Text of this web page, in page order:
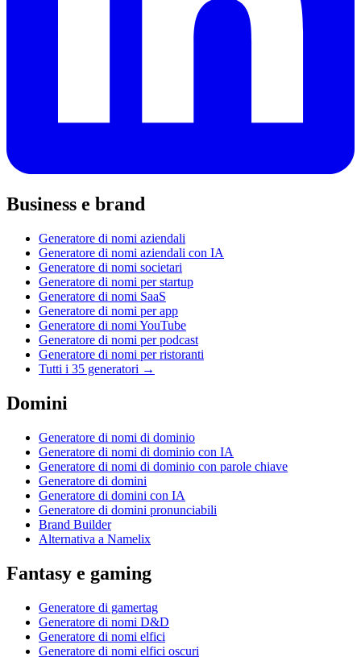
Business e brand
Generatore di nomi aziendali
Generatore di nomi aziendali con IA
Generatore di nomi societari
Generatore di nomi per startup
Generatore di nomi SaaS
Generatore di nomi per app
Generatore di nomi YouTube
Generatore di nomi per podcast
Generatore di nomi per ristoranti
Tutti i 35 generatori →
Domini
Generatore di nomi di dominio
Generatore di nomi di dominio con IA
Generatore di nomi di dominio con parole chiave
Generatore di domini
Generatore di domini con IA
Generatore di domini pronunciabili
Brand Builder
Alternativa a Namelix
Fantasy e gaming
Generatore di gamertag
Generatore di nomi D&D
Generatore di nomi elfici
Generatore di nomi elfici oscuri